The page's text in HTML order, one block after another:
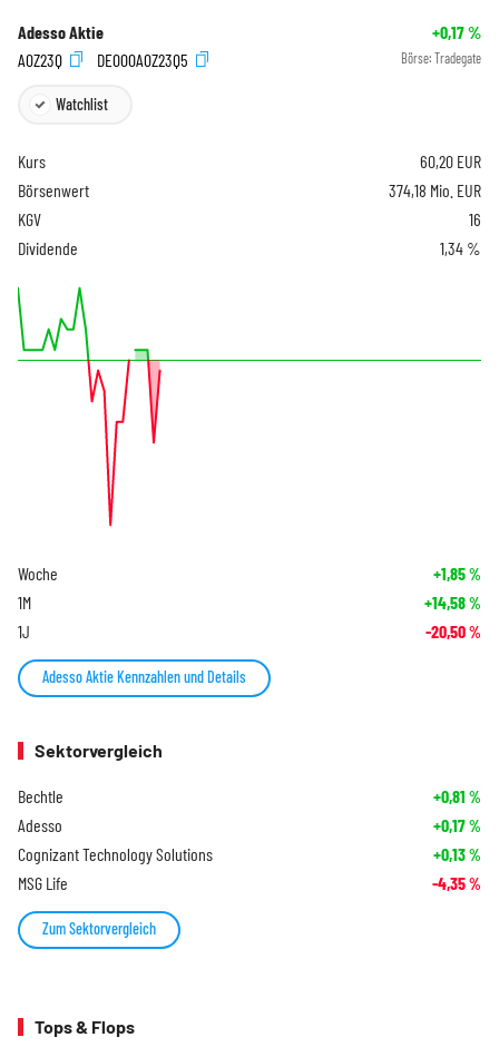
Adesso Aktie +0,17%
A0Z23Q
DE000A0Z23Q5 Börse: Tradegate
Watchlist
Kurs 60,20 EUR
Börsenwert
374,18 Mio. EUR
KGV
16
Dividende
1,34 %
Woche +1,85%
1M +14,58%
1J -20,50%
Adesso Aktie Kennzahlen und Details
Sektorvergleich
Bechtle +0,81 %
Adesso +0,17%
Cognizant Technology Solutions +0,13%
MSG Life -4,35%
Zum Sektorvergleich
Tops & Flops